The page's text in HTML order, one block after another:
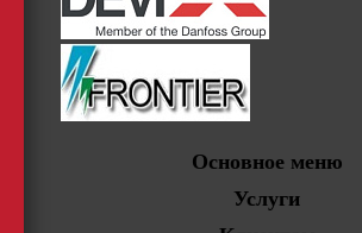
Основное меню
Услуги